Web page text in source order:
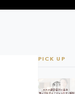
PICK UP